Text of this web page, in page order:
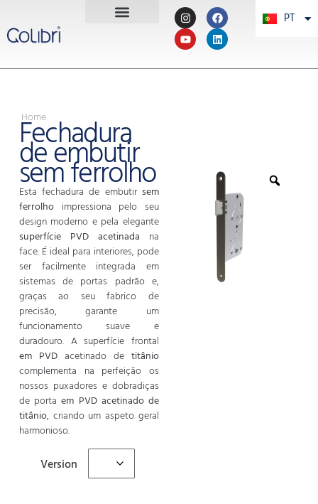
PT
PL
Home
Fechadura
de embutir
sem ferrolho
Esta fechadura de embutir sem
ferrolhoimpressiona pelo seu
design moderno e pela elegante
superfície PVD acetinada na
face. É ideal para interiores, pode
ser facilmente integrada em
sistemas de portas padrão e,
graças ao seu fabrico de
precisão, garante um
funcionamento suave e
duradouro. A superfície frontal
em PVDacetinado de titânio
complementa na perfeição os
nossos puxadores e dobradiças
de portaem PVD acetinado de
titânio, criando um aspeto geral
harmonioso.
Version